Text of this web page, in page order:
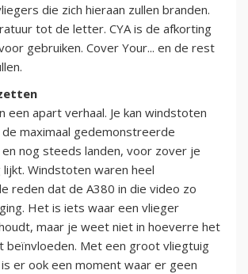
die zich hieraan zullen branden.
tot de letter. CYA is de afkorting
gebruiken. Cover Your... en de rest
een apart verhaal. Je kan windstoten
maximaal gedemonstreerde
nog steeds landen, voor zover je
Windstoten waren heel
reden dat de A380 in die video zo
Het is iets waar een vlieger
maar je weet niet in hoeverre het
beïnvloeden. Met een groot vliegtuig
er ook een moment waar er geen